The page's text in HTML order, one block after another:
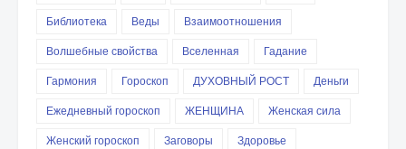
Библиотека
Веды
Взаимоотношения
Волшебные свойства
Вселенная
Гадание
Гармония
Гороскоп ДУХОВНЫЙ РОСТ
Деньги
Ежедневный гороскоп
ЖЕНЩИНА
Женская сила
Женский гороскоп
Заговоры
Здоровье